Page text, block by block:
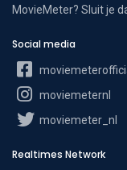
MovieMeter? Sluit je
Social media
moviemeternl
moviemeter_nl
Realtimes Network